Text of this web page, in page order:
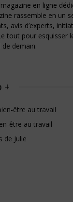
en ligne
rassemble en un
avis d’experts,
tout pour esquisser
demain.
+
être au travail
être au travail
de Julie